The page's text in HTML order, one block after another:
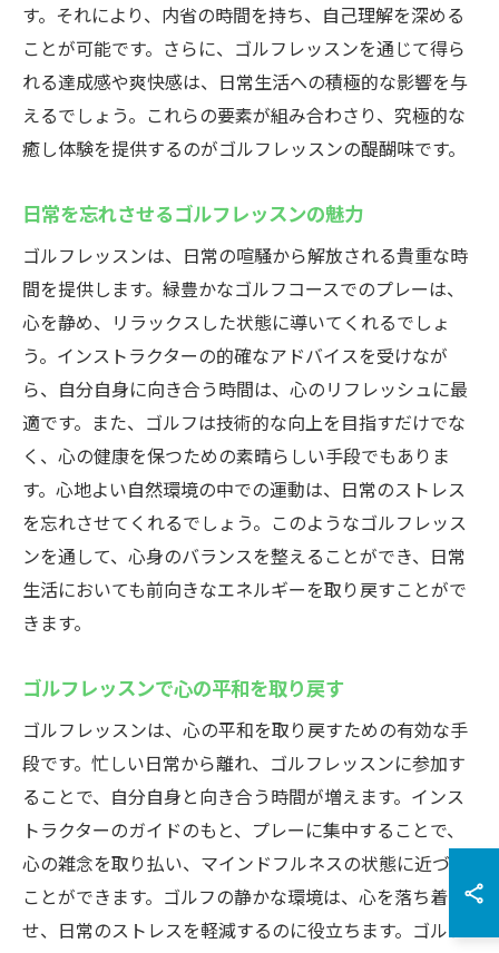
す。それにより、内省の時間を持ち、自己理解を深める
ことが可能です。さらに、ゴルフレッスンを通じて得ら
れる達成感や爽快感は、日常生活への積極的な影響を与
えるでしょう。これらの要素が組み合わさり、究極的な
癒し体験を提供するのがゴルフレッスンの醍醐味です。
日常を忘れさせるゴルフレッスンの魅力
ゴルフレッスンは、日常の喧騒から解放される貴重な時
間を提供します。緑豊かなゴルフコースでのプレーは、
心を静め、リラックスした状態に導いてくれるでしょ
う。インストラクターの的確なアドバイスを受けなが
ら、自分自身に向き合う時間は、心のリフレッシュに最
適です。また、ゴルフは技術的な向上を目指すだけでな
く、心の健康を保つための素晴らしい手段でもありま
す。心地よい自然環境の中での運動は、日常のストレス
を忘れさせてくれるでしょう。このようなゴルフレッス
ンを通して、心身のバランスを整えることができ、日常
生活においても前向きなエネルギーを取り戻すことがで
きます。
ゴルフレッスンで心の平和を取り戻す
ゴルフレッスンは、心の平和を取り戻すための有効な手
段です。忙しい日常から離れ、ゴルフレッスンに参加す
ることで、自分自身と向き合う時間が増えます。インス
トラクターのガイドのもと、プレーに集中することで、
心の雑念を取り払い、マインドフルネスの状態に近づく
ことができます。ゴルフの静かな環境は、心を落ち着か
せ、日常のストレスを軽減するのに役立ちます。ゴルフ